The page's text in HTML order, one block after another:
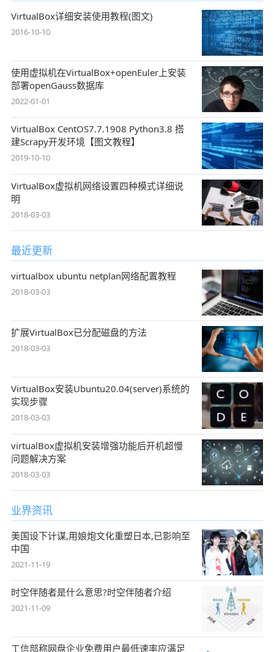
VirtualBox详细安装使用教程(图文)
2016-10-10
使用虚拟机在VirtualBox+openEuler上安装
部署openGauss数据库
2022-01-01
VirtualBox CentOS7.7.1908 Python3.8 搭
建Scrapy开发环境【图文教程】
2019-10-10
VirtualBox虚拟机网络设置四种模式详细说
明
2018-03-03
最近更新
virtualbox ubuntu netplan网络配置教程
2018-03-03
扩展VirtualBox已分配磁盘的方法
2018-03-03
VirtualBox安装Ubuntu20.04(server)系统的
实现步骤
2018-03-03
virtualBox虚拟机安装增强功能后开机超慢
问题解决方案
2018-03-03
业界资讯
美国设下计谋,用娘炮文化重塑日本,已影响至
中国
2021-11-19
时空伴随者是什么意思?时空伴随者介绍
2021-11-09
工信部称网盘企业免费用户最低速率应满足